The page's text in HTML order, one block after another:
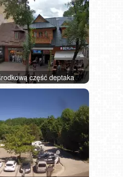
część deptaka